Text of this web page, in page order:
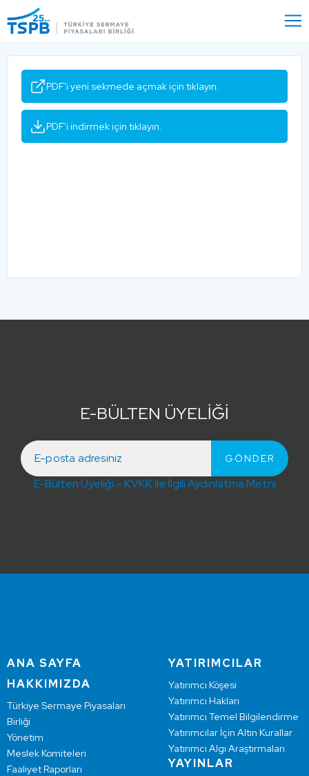
Close
PDF'i yeni sekmede açmak için tıklayın.
PDF'i indirmek için tıklayın.
E-BÜLTEN ÜYELİĞİ
E-Bülten Üyeliği – KVKK ile İlgili Aydınlatma Metni
ANA SAYFA
HAKKIMIZDA
Türkiye Sermaye Piyasaları
Birliği
Yönetim
Meslek Komiteleri
Faaliyet Raporları
YATIRIMCILAR
Yatırımcı Köşesi
Yatırımcı Hakları
Yatırımcı Temel Bilgilendirme
Yatırımcılar İçin Altın Kurallar
Yatırımcı Algı Araştırmaları
YAYINLAR